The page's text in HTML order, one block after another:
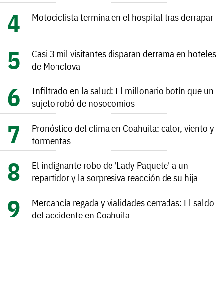
Motociclista termina en el hospital tras derrapar
Casi 3 mil visitantes disparan derrama en hoteles
de Monclova
Infiltrado en la salud: El millonario botín que un
sujeto robó de nosocomios
Pronóstico del clima en Coahuila: calor, viento y
tormentas
El indignante robo de 'Lady Paquete' a un
repartidor y la sorpresiva reacción de su hija
Mercancía regada y vialidades cerradas: El saldo
del accidente en Coahuila